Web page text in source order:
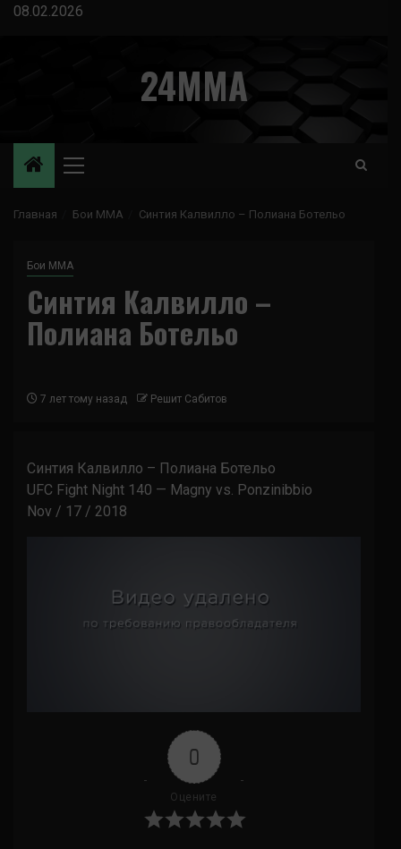
Перейти
08.02.2026
24MMA
Основное
Главная Бои ММА Синтия Калвилло – Полиана Ботельо
Бои ММА
Синтия Калвилло –
Полиана Ботельо
7 лет тому назад Решит Сабитов
Синтия Калвилло – Полиана Ботельо
UFC Fight Night 140 — Magny vs. Ponzinibbio
Nov / 17 / 2018
0
Оцените